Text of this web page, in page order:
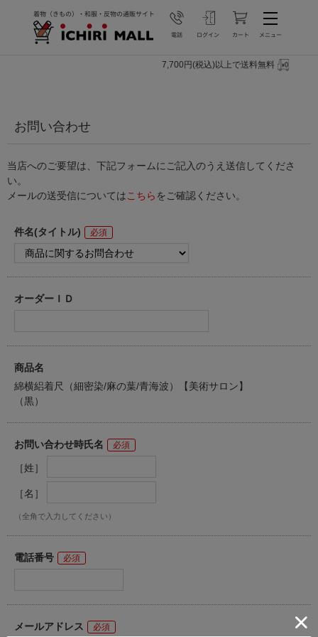
7,700円(税込)以上で送料無料
お問い合わせ
当店へのご要望は、下記フォームにご記入のうえ送信してくださ
い。
メールの送受信については こちら をご確認ください。
件名(タイトル)
オーダーＩＤ
商品名
綿横絽着尺（細密染/麻の葉/青海波）【美術サロン】
（黒）
お問い合わせ時氏名
［姓］
［名］
（全角で入力してください）
電話番号
メールアドレス